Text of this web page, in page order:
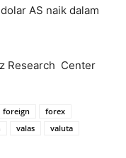
AS naik dalam
Research Center
foreign
forex
valas valuta